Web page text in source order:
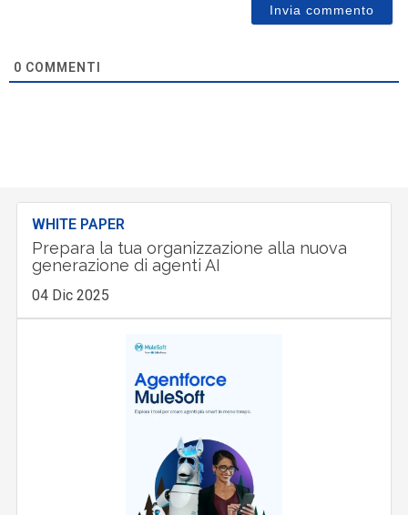
0 COMMENTI
WHITE PAPER
Prepara la tua organizzazione alla nuova
generazione di agenti AI
04 Dic 2025